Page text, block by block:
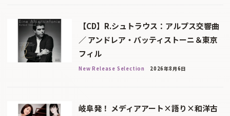
【CD】R.シュトラウス：アルプス交響曲
／ アンドレア・バッティストーニ＆東京
フィル
New Release Selection 2026年8月6日
岐阜発！ メディアアート×語り×和洋古